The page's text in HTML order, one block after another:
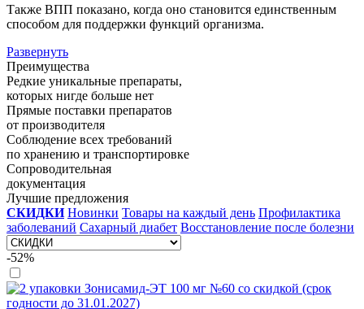
Также ВПП показано, когда оно становится единственным
способом для поддержки функций организма.
Развернуть
Преимущества
Редкие уникальные препараты,
которых нигде больше нет
Прямые поставки препаратов
от производителя
Соблюдение всех требований
по хранению и транспортировке
Сопроводительная
документация
Лучшие предложения
СКИДКИ Новинки Товары на каждый день Профилактика
заболеваний Сахарный диабет Восстановление после болезни
-52%